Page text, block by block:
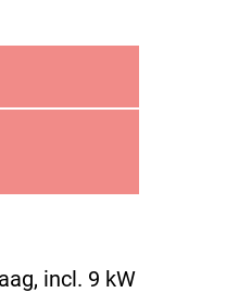
incl. 9 kW